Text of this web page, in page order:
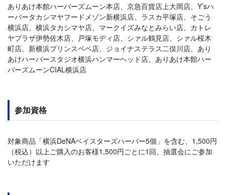
ありあけ本館ハーバーズムーン本店、京急百貨店上大岡店、Y’sハ
ーバータカシマヤフードメゾン新横浜店、ラスカ平塚店、そごう
横浜店、横浜タカシマヤ店、マークイズみなとみらい店、カトレ
ヤプラザ伊勢佐木店、戸塚モディ店、シァル鶴見店、シァル桜木
町店、新横浜プリンスペペ店、ジョイナステラス二俣川店、あり
あけハーバースタジオ横浜ハンマーヘッド店、ありあけ本館ハー
バーズムーンCIAL横浜店
参加資格
対象商品「横浜DeNAベイスターズハーバー5個」を含む、1,500円
（税込）以上ご購入のお客様1,500円ごとに1回、抽選会にご参加
いただけます